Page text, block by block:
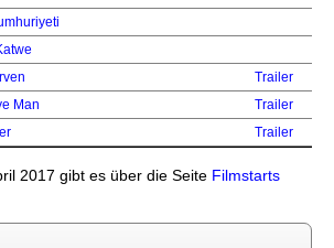
Trailer
Man
Trailer
Trailer
2017 gibt es über die Seite Filmstarts